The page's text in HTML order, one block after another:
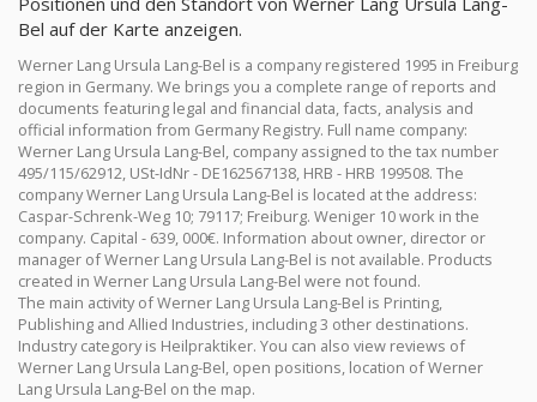
Bel auf der Karte anzeigen.
Werner Lang Ursula Lang-Bel is a company registered 1995 in Freiburg
region in Germany. We brings you a complete range of reports and
documents featuring legal and financial data, facts, analysis and
official information from Germany Registry. Full name company:
Werner Lang Ursula Lang-Bel, company assigned to the tax number
495/115/62912, USt-IdNr - DE162567138, HRB - HRB 199508. The
company Werner Lang Ursula Lang-Bel is located at the address:
Caspar-Schrenk-Weg 10; 79117; Freiburg. Weniger 10 work in the
company. Capital - 639, 000€. Information about owner, director or
manager of Werner Lang Ursula Lang-Bel is not available. Products
created in Werner Lang Ursula Lang-Bel were not found.
The main activity of Werner Lang Ursula Lang-Bel is Printing,
Publishing and Allied Industries, including 3 other destinations.
Industry category is Heilpraktiker. You can also view reviews of
Werner Lang Ursula Lang-Bel, open positions, location of Werner
Lang Ursula Lang-Bel on the map.